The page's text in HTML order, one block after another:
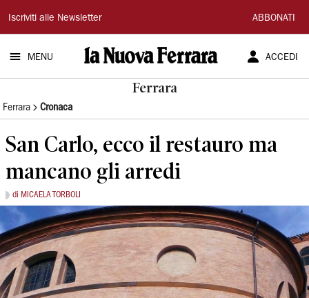
La
Nuova
Ferrara
Iscriviti alle Newsletter ABBONATI
MENU ACCEDI
Ferrara
Ferrara Cronaca
San Carlo, ecco il restauro ma
mancano gli arredi
di MICAELA TORBOLI